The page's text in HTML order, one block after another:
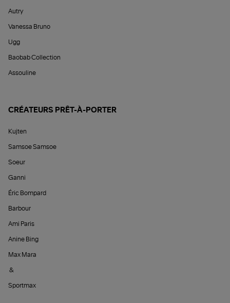
Autry
Vanessa Bruno
Ugg
Baobab Collection
Assouline
CRÉATEURS PRÊT-À-PORTER
Kujten
Samsoe Samsoe
Soeur
Ganni
Éric Bompard
Barbour
Ami Paris
Anine Bing
Max Mara
&
Sportmax